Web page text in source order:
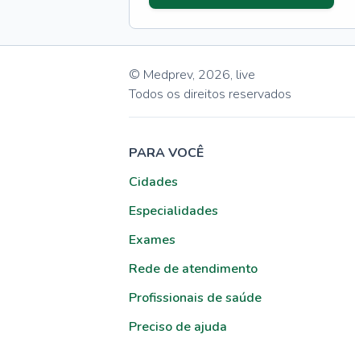
© Medprev, 2026, live
Todos os direitos reservados
PARA VOCÊ
Cidades
Especialidades
Exames
Rede de atendimento
Profissionais de saúde
Preciso de ajuda